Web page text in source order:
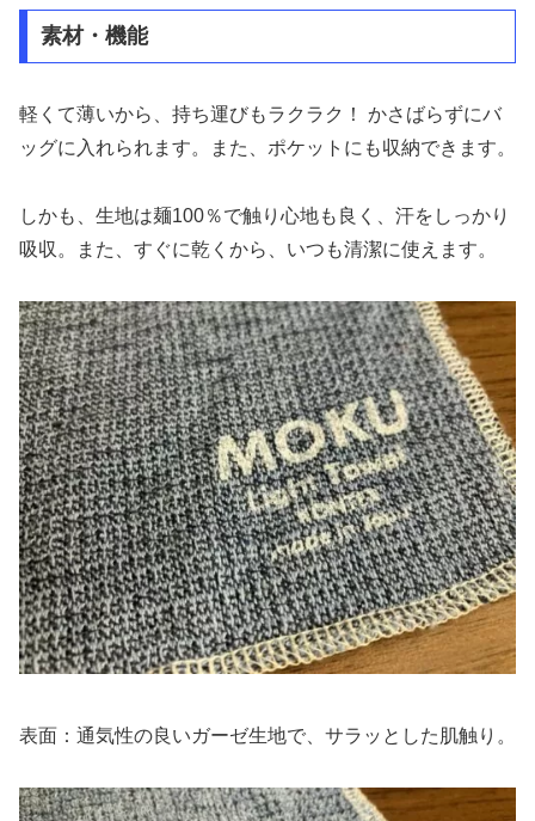
素材・機能
軽くて薄いから、持ち運びもラクラク！ かさばらずにバ
ッグに入れられます。また、ポケットにも収納できます。
しかも、生地は麺100％で触り心地も良く、汗をしっかり
吸収。また、すぐに乾くから、いつも清潔に使えます。
表面：通気性の良いガーゼ生地で、サラッとした肌触り。